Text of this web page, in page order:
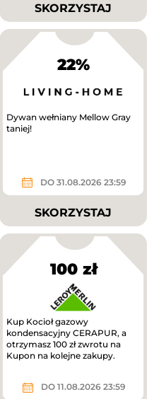
SKORZYSTAJ
22%
Dywan wełniany Mellow Gray
taniej!
DO 31.08.2026 23:59
SKORZYSTAJ
100 zł
Kup Kocioł gazowy
kondensacyjny CERAPUR, a
otrzymasz 100 zł zwrotu na
Kupon na kolejne zakupy.
DO 11.08.2026 23:59